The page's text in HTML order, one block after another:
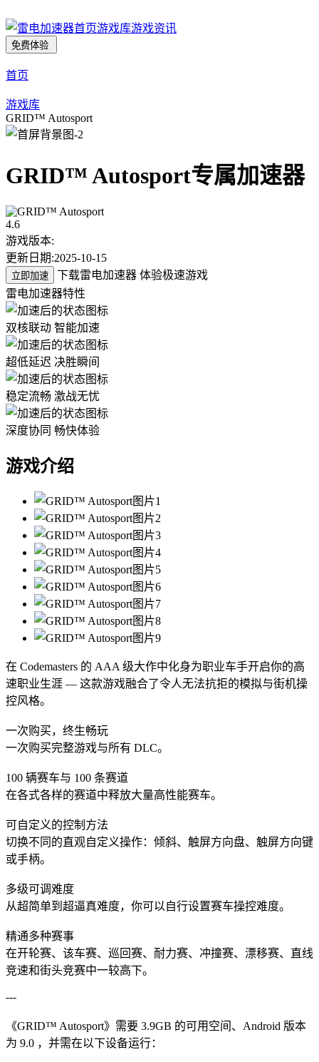
首页游戏库游戏资讯
免费体验
首页
游戏库
GRID™ Autosport
GRID™ Autosport专属加速器
4.6
游戏版本:
更新日期:2025-10-15
立即加速
下载雷电加速器 体验极速游戏
雷电加速器特性
双核联动 智能加速
超低延迟 决胜瞬间
稳定流畅 激战无忧
深度协同 畅快体验
游戏介绍
在 Codemasters 的 AAA 级大作中化身为职业车手开启你的高
速职业生涯 — 这款游戏融合了令人无法抗拒的模拟与街机操
控风格。
一次购买，终生畅玩
一次购买完整游戏与所有 DLC。
100 辆赛车与 100 条赛道
在各式各样的赛道中释放大量高性能赛车。
可自定义的控制方法
切换不同的直观自定义操作：倾斜、触屏方向盘、触屏方向键
或手柄。
多级可调难度
从超简单到超逼真难度，你可以自行设置赛车操控难度。
精通多种赛事
在开轮赛、该车赛、巡回赛、耐力赛、冲撞赛、漂移赛、直线
竞速和街头竞赛中一较高下。
---
《GRID™ Autosport》需要 3.9GB 的可用空间、Android 版本
为 9.0 ，并需在以下设备运行：